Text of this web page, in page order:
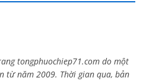
tongphuochiep71.com do một
từ năm 2009. Thời gian qua, bản